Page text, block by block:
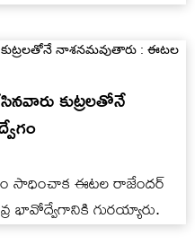
కుట్రలతోనే
సాధించాక ఈటల రాజేందర్
గురయ్యారు.